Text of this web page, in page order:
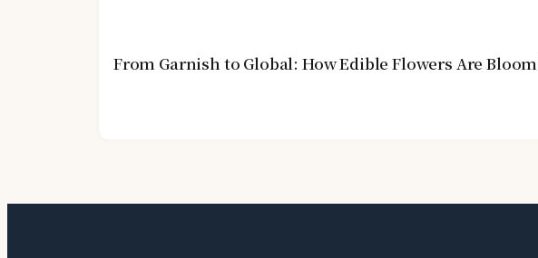
From Garnish to Global: How Edible Flowers Are